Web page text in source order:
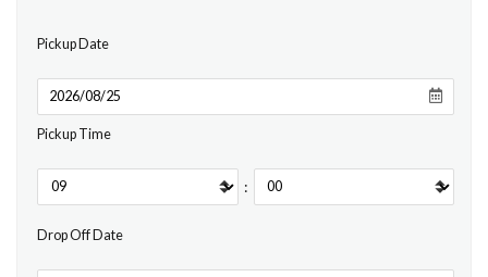
Pickup Date
Pickup Time
:
Drop Off Date